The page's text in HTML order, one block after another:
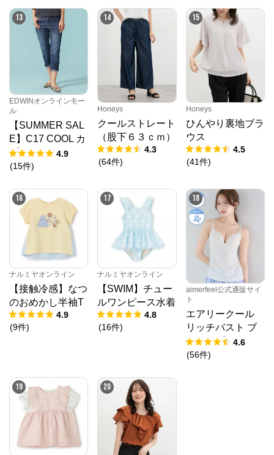
13
EDWINオンラインモー
ル
【SUMMER SAL
E】C17 COOL カ
プリ デニムパン
ツ【涼】
4.9
(15件)
14
Honeys
クールストレート
（股下６３ｃｍ）
4.3
(64件)
15
Honeys
ひんやり裏地ブラ
ウス
4.5
(41件)
16
ナルミヤオンライン
【接触冷感】なつ
のおめかし半袖T
4.9
(9件)
17
ナルミヤオンライン
【SWIM】チュー
ルワンピース水着
4.8
(16件)
18
aimerfeel公式通販サイ
ト
エアリークール
リッチバスト ブ
ラトップ (ワイヤ
ー入り)
4.6
(56件)
19 20